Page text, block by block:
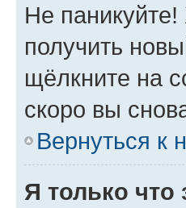
Не паникуйте!
получить
щёлкните на
скоро вы
Вернуться к
Я только что